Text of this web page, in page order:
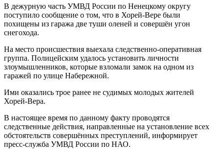
В дежурную часть УМВД России по Ненецкому округу
поступило сообщение о том, что в Хорей-Вере были
похищены из гаража две туши оленей и совершён угон
снегохода.
На место происшествия выехала следственно-оперативная
группа. Полицейским удалось установить личности
злоумышленников, которые взломали замок на одном из
гаражей по улице Набережной.
Ими оказались трое ранее не судимых молодых жителей
Хорей-Вера.
В настоящее время по данному факту проводятся
следственные действия, направленные на установление всех
обстоятельств совершённых преступлений, информирует
пресс-служба УМВД России по НАО.